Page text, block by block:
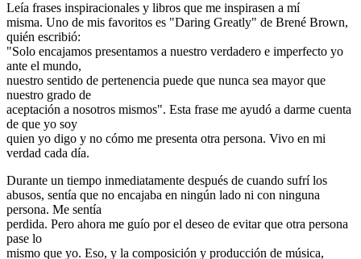
Leía frases inspiracionales y libros que me inspirasen a mí
misma. Uno de mis favoritos es "Daring Greatly" de Brené Brown,
quién escribió:
"Solo encajamos presentamos a nuestro verdadero e imperfecto yo
ante el mundo,
nuestro sentido de pertenencia puede que nunca sea mayor que
nuestro grado de
aceptación a nosotros mismos". Esta frase me ayudó a darme cuenta
de que yo soy
quien yo digo y no cómo me presenta otra persona. Vivo en mi
verdad cada día.
Durante un tiempo inmediatamente después de cuando sufrí los
abusos, sentía que no encajaba en ningún lado ni con ninguna
persona. Me sentía
perdida. Pero ahora me guío por el deseo de evitar que otra persona
pase lo
mismo que yo. Eso, y la composición y producción de música,